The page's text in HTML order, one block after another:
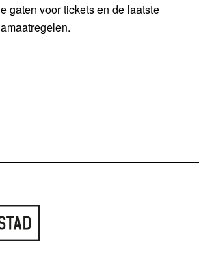
gaten voor tickets en de laatste